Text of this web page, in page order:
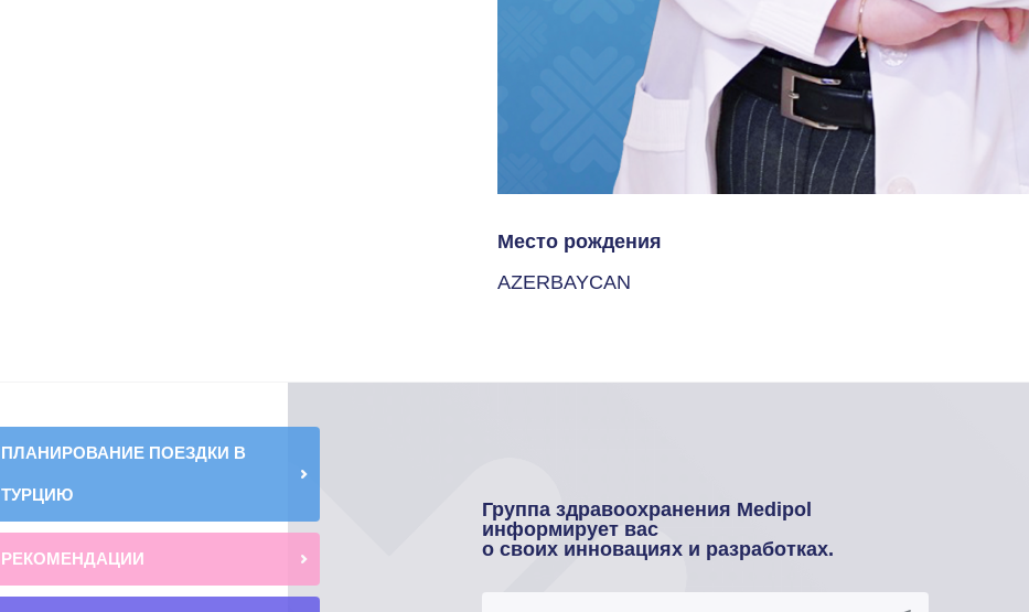
Место рождения
AZERBAYCAN
ПЛАНИРОВАНИЕ ПОЕЗДКИ В
ТУРЦИЮ
РЕКОМЕНДАЦИИ
Группа здравоохранения Medipol
информирует вас
о своих инновациях и разработках.